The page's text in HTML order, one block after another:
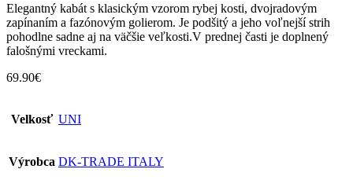
Elegantný kabát s klasickým vzorom rybej kosti, dvojradovým
zapínaním a fazónovým golierom. Je podšitý a jeho voľnejší strih
pohodlne sadne aj na väčšie veľkosti.V prednej časti je doplnený
falošnými vreckami.
69.90€
Velkosť UNI
Výrobca DK-TRADE ITALY